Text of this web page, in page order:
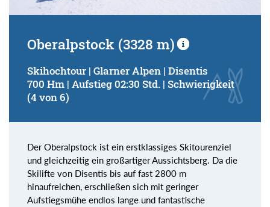
Oberalpstock (3328 m)
Skihochtour | Glarner Alpen | Disentis
700 Hm | Aufstieg 02:30 Std. | Schwierigkeit
(4 von 6)
Der Oberalpstock ist ein erstklassiges Skitourenziel
und gleichzeitig ein großartiger Aussichtsberg. Da die
Skilifte von Disentis bis auf fast 2800 m
hinaufreichen, erschließen sich mit geringer
Aufstiegsmühe endlos lange und fantastische